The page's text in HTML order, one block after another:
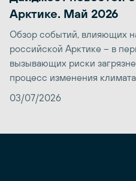
Арктике. Май 2026
Обзор событий, влияющих
российской Арктике – в
вызывающих риски
процесс изменения климата
03/07/2026